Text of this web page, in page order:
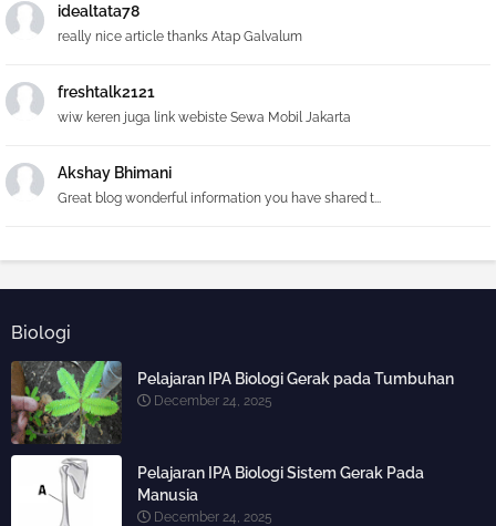
idealtata78
really nice article thanks Atap Galvalum
freshtalk2121
wiw keren juga link webiste Sewa Mobil Jakarta
Akshay Bhimani
Great blog wonderful information you have shared t...
Biologi
Pelajaran IPA Biologi Gerak pada Tumbuhan
December 24, 2025
Pelajaran IPA Biologi Sistem Gerak Pada
Manusia
December 24, 2025